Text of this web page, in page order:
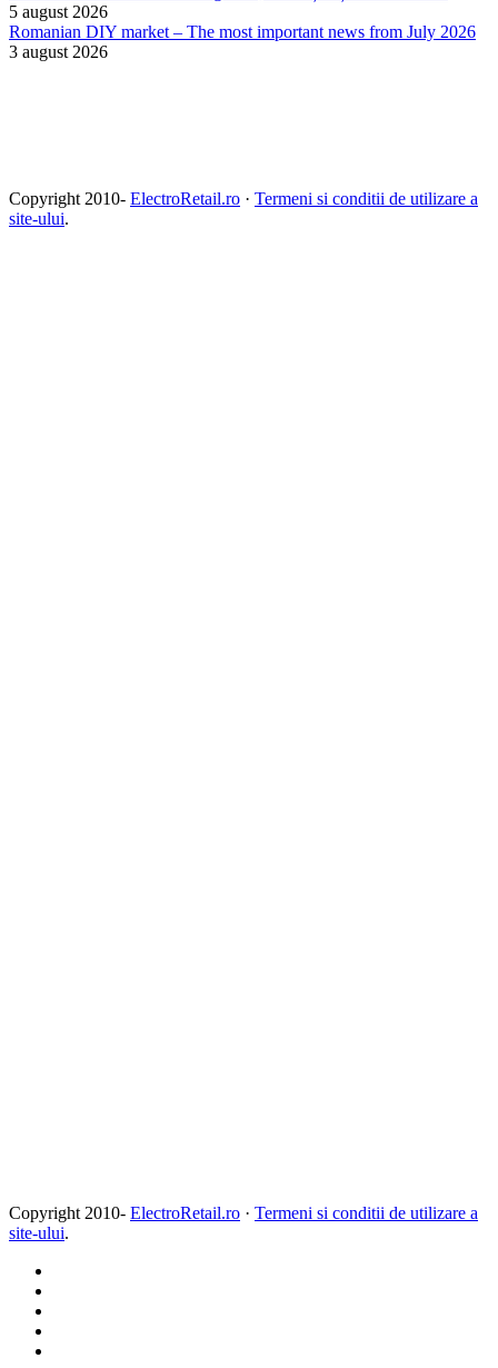
5 august 2026
Romanian DIY market – The most important news from July 2026
3 august 2026
Copyright 2010- ElectroRetail.ro · Termeni si conditii de utilizare a
site-ului.
Copyright 2010- ElectroRetail.ro · Termeni si conditii de utilizare a
site-ului.